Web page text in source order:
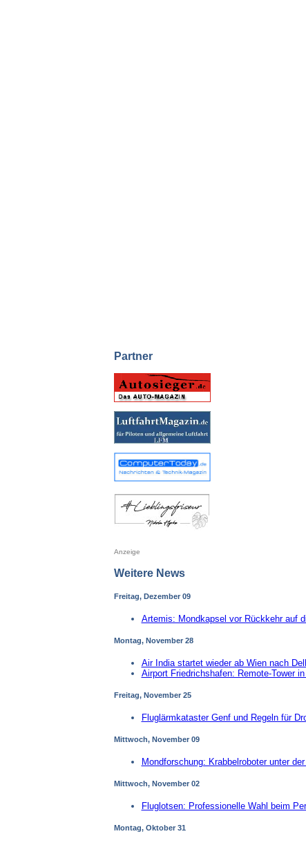
Partner
Anzeige
Weitere News
Freitag, Dezember 09
Artemis: Mondkapsel vor Rückkehr auf
Montag, November 28
Air India startet wieder ab Wien nach
Airport Friedrichshafen: Remote-Tower
Freitag, November 25
Fluglärmkataster Genf und Regeln für
Mittwoch, November 09
Mondforschung: Krabbelroboter unter
Mittwoch, November 02
Fluglotsen: Professionelle Wahl beim
Montag, Oktober 31